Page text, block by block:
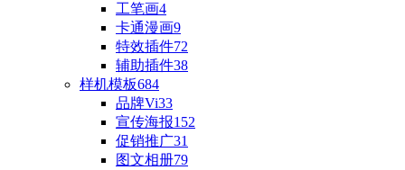
工笔画4
卡通漫画9
特效插件72
辅助插件38
样机模板684
品牌Vi33
宣传海报152
促销推广31
图文相册79